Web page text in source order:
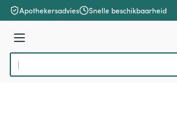
Ga naar de inhoud
Apothekersadvies Snelle beschikbaarheid
Menu
Product, merk, categorie...